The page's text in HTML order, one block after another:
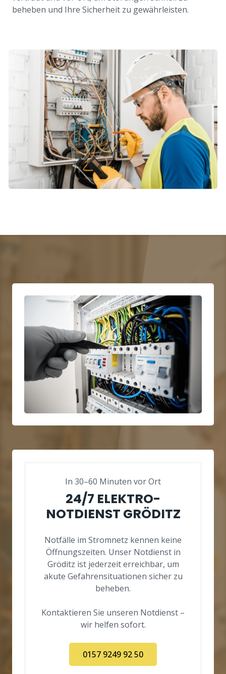
beheben und Ihre Sicherheit zu gewährleisten.
In 30–60 Minuten vor Ort
24/7 ELEKTRO-
NOTDIENST GRÖDITZ
Notfälle im Stromnetz kennen keine
Öffnungszeiten. Unser Notdienst in
Gröditz ist jederzeit erreichbar, um
akute Gefahrensituationen sicher zu
beheben.
Kontaktieren Sie unseren Notdienst –
wir helfen sofort.
0157 9249 92 50